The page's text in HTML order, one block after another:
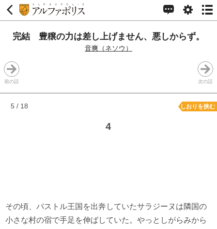
完結 豊穣の力は差し上げません、悪しからず。
音爽（ネソウ）
前の話 次の話
5 / 18 しおりを挟む
4
その頃、バストル王国を出奔していたサラジーヌは隣国の
小さな村の宿で手足を伸ばしていた。やっとしがらみから